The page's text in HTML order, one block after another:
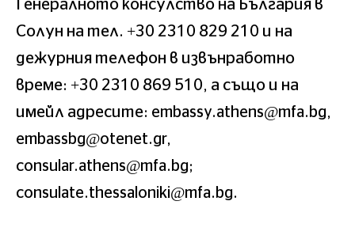
Генералното консулство на България в
Солун на тел. +30 2310 829 210 и на
дежурния телефон в извънработно
време: +30 2310 869 510, а също и на
имейл адресите: embassy.athens@mfa.bg,
embassbg@otenet.gr,
consular.athens@mfa.bg;
consulate.thessaloniki@mfa.bg.